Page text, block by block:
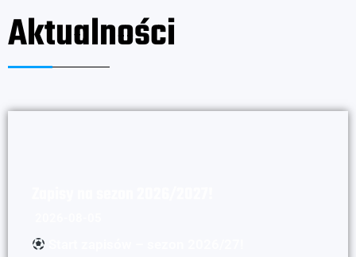
Aktualności